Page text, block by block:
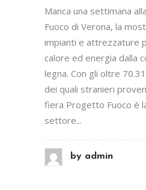
Manca una settimana
Fuoco di Verona, la
impianti e attrezzature
calore ed energia dalla
legna. Con gli oltre
dei quali stranieri
fiera Progetto Fuoco è
settore...
by admin